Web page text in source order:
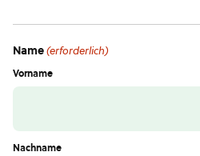
Name(erforderlich)
Vorname
Nachname